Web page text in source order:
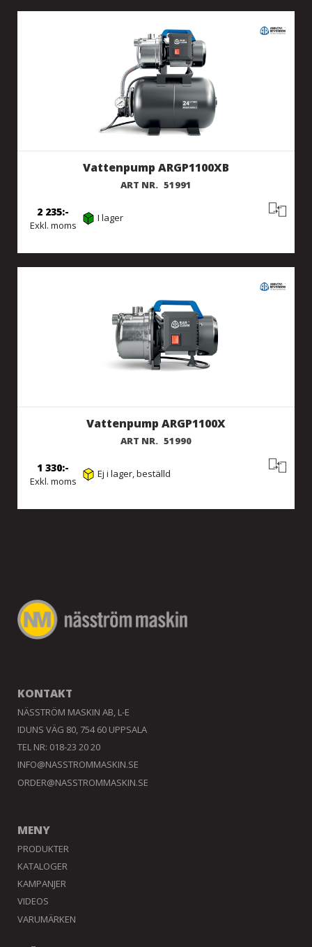
Vattenpump ARGP1100XB
ART NR. 51991
Exkl. moms
2 235 I lager
Vattenpump ARGP1100X
ART NR. 51990
Exkl. moms
1 330 Ej i lager, beställd
KONTAKT
NÄSSTRÖM MASKIN AB, L-E
IDUNS VÄG 80, 754 60 UPPSALA
TEL NR: 018-23 20 20
INFO@NASSTROMMASKIN.SE
ORDER@NASSTROMMASKIN.SE
MENY
PRODUKTER
KATALOGER
KAMPANJER
VIDEOS
VARUMÄRKEN